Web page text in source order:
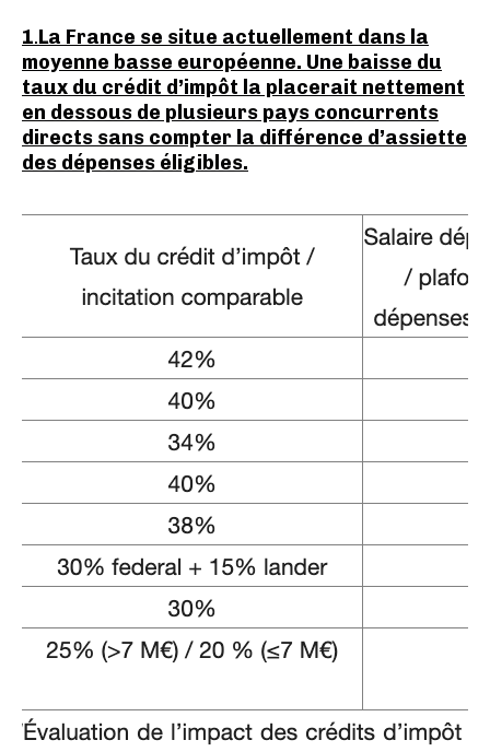
1.La France se situe actuellement dans la
moyenne basse européenne. Une baisse du
taux du crédit d’impôt la placerait nettement
en dessous de plusieurs pays concurrents
directs sans compter la différence d’assiette
des dépenses éligibles.